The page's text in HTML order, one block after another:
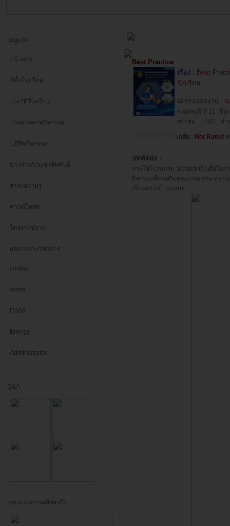
เมนูหลัก
หน้าแรก
ที่ตั้งโรงเรียน
ประวัติโรงเรียน
ประมวลภาพกิจกรรม
ปฏิทินกิจกรรม
ข่าวสาร/ประชาสัมพันธ์
สาระความรู้
ดาวน์โหลด
โครงการ/งาน
ผลงานทางวิชาการ
contact
video
ITA68
Energy
Administrator
Q&A
สอบถามความพึงพอใจ
Best Practice
เรื่อง : Best
นักเรียน
เจ้าของผลงาน :
พฤหัสบดี ที่ 11 เดือ
เข้าชม : 1793 จำ
เฉลี่ย : Not Rated
บทคัดย่อ :
การใช้โปรแกรม Scratch เป็นสื่อใ
กิจกรรมที่ส่งเสริมคุณธรรม เช่น คว
เรียนอย่างเป็นระบบ